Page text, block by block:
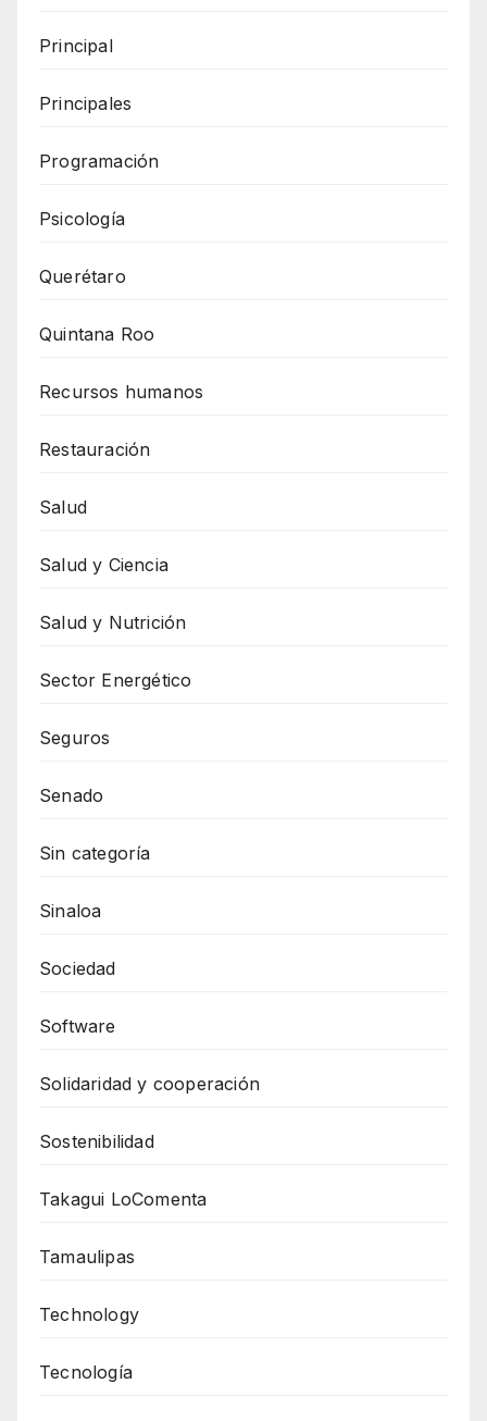
Principal
Principales
Programación
Psicología
Querétaro
Quintana Roo
Recursos humanos
Restauración
Salud
Salud y Ciencia
Salud y Nutrición
Sector Energético
Seguros
Senado
Sin categoría
Sinaloa
Sociedad
Software
Solidaridad y cooperación
Sostenibilidad
Takagui LoComenta
Tamaulipas
Technology
Tecnología